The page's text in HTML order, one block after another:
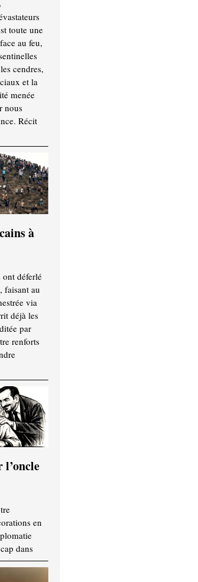
toute une
au feu,
cendres,
et la
menée
nous
Récit
à
ont déferlé
faisant au
via
déjà les
par
renforts
l’oncle
en
dans